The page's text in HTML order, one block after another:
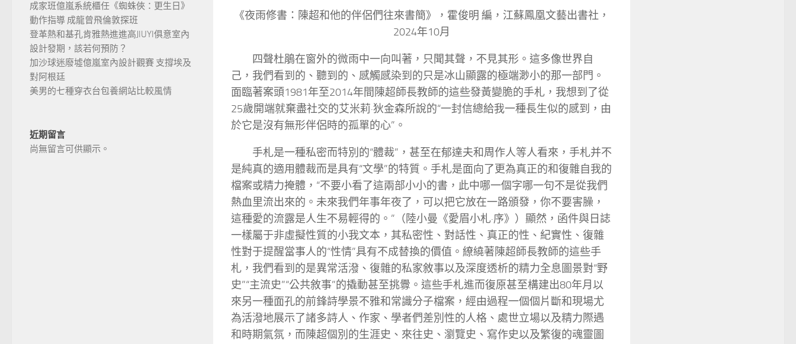
《夜雨修書：陳超和他的伴侶們往來書簡》，霍俊明 編，江蘇鳳凰文藝出書社，
2024年10月
四聲杜鵑在窗外的微雨中一向叫著，只聞其聲，不見其形。這多像世界自
己，我們看到的、聽到的、感觸感染到的只是冰山顯露的極端渺小的那一部門。
面臨著案頭1981年至2014年間陳超師長教師的這些發黃變脆的手札，我想到了從
25歲開端就棄盡社交的艾米莉·狄金森所說的“一封信總給我一種長生似的感到，由
於它是沒有無形伴侶時的孤單的心”。
手札是一種私密而特別的“體裁”，甚至在郁達夫和周作人等人看來，手札并不
是純真的適用體裁而是具有“文學”的特質。手札是面向了更為真正的和復雜自我的
檔案或精力掩體，“不要小看了這兩部小小的書，此中哪一個字哪一句不是從我們
熱血里流出來的。未來我們年事年夜了，可以把它放在一路頒發，你不要害臊，
這種愛的流露是人生不易輕得的。”（陸小曼《愛眉小札·序》）顯然，函件與日誌
一樣屬于非虛擬性質的小我文本，其私密性、對話性、真正的性、紀實性、復雜
性對于提醒當事人的“性情”具有不成替換的價值。繚繞著陳超師長教師的這些手
札，我們看到的是異常活潑、復雜的私家敘事以及深度透析的精力全息圖景對“野
史”“主流史”“公共敘事”的撬動甚至挑釁。這些手札進而復原甚至構建出80年月以
來另一種面孔的前鋒詩學景不雅和常識分子檔案，經由過程一個個片斷和現場尤
為活潑地展示了諸多詩人、作家、學者們差別性的人格、處世立場以及精力際遇
和時期氣氛，而陳超個別的生涯史、來往史、瀏覽史、寫作史以及繁復的魂靈圖
成家班億嵐系統櫃任《蜘蛛俠：更生日》
動作指導 成龍曾飛倫敦探班
登革熱和基孔肯雅熱進進高JIUYI俱意室內
設計發期，該若何預防？
加沙球迷廢墟億嵐室內設計觀賽 支撐埃及
對阿根廷
美男的七種穿衣台包養網站比較風情
近期留言
尚無留言可供顯示。